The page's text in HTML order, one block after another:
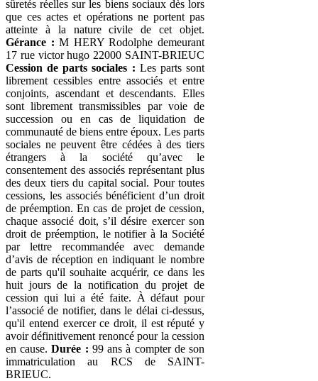
sûretés réelles sur les biens sociaux dès lors
que ces actes et opérations ne portent pas
atteinte à la nature civile de cet objet.
Gérance : M HERY Rodolphe demeurant
17 rue victor hugo 22000 SAINT-BRIEUC
Cession de parts sociales : Les parts sont
librement cessibles entre associés et entre
conjoints, ascendant et descendants. Elles
sont librement transmissibles par voie de
succession ou en cas de liquidation de
communauté de biens entre époux. Les parts
sociales ne peuvent être cédées à des tiers
étrangers à la société qu’avec le
consentement des associés représentant plus
des deux tiers du capital social. Pour toutes
cessions, les associés bénéficient d’un droit
de préemption. En cas de projet de cession,
chaque associé doit, s’il désire exercer son
droit de préemption, le notifier à la Société
par lettre recommandée avec demande
d’avis de réception en indiquant le nombre
de parts qu'il souhaite acquérir, ce dans les
huit jours de la notification du projet de
cession qui lui a été faite. À défaut pour
l’associé de notifier, dans le délai ci-dessus,
qu'il entend exercer ce droit, il est réputé y
avoir définitivement renoncé pour la cession
en cause.Durée : 99 ans à compter de son
immatriculation au RCS de SAINT-
BRIEUC.